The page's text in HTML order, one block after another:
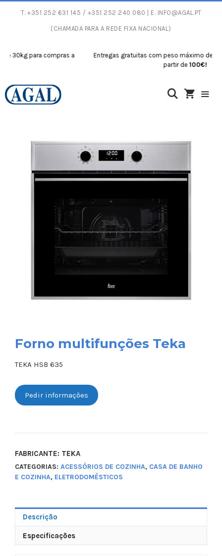
T. +351 252 631 145 / +351 252 240 080 | E. INFO@AGAL.PT
(CHAMADA PARA A REDE FIXA NACIONAL)
para compras a
Entregas gratuitas com peso máximo de 30kg
partir de100€!
Forno multifunções Teka
TEKA HSB 635
Pedir informações
FABRICANTE: TEKA
CATEGORIAS: ACESSÓRIOS DE COZINHA, CASA DE BANHO
E COZINHA, ELETRODOMÉSTICOS
Descrição
Especificações